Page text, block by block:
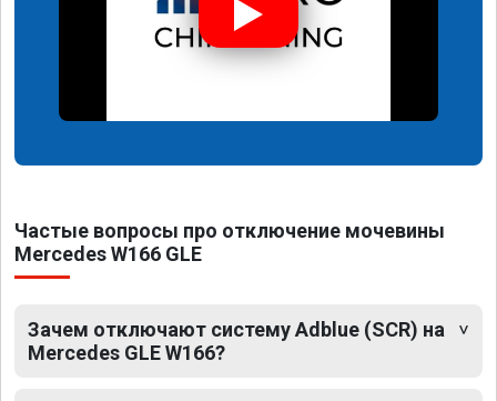
Частые вопросы про отключение мочевины
Mercedes W166 GLE
Зачем отключают систему Adblue (SCR) на
Mercedes GLE W166?